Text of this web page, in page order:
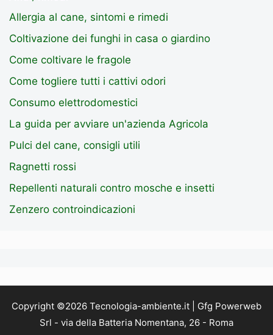
Allergia al cane, sintomi e rimedi
Coltivazione dei funghi in casa o giardino
Come coltivare le fragole
Come togliere tutti i cattivi odori
Consumo elettrodomestici
La guida per avviare un'azienda Agricola
Pulci del cane, consigli utili
Ragnetti rossi
Repellenti naturali contro mosche e insetti
Zenzero controindicazioni
Copyright ©2026 Tecnologia-ambiente.it | Gfg Powerweb
Srl - via della Batteria Nomentana, 26 - Roma